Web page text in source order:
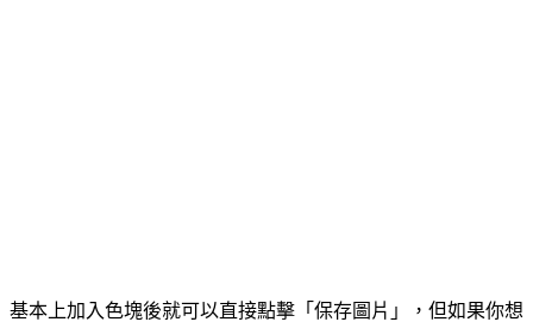
基本上加入色塊後就可以直接點擊「保存圖片」，但如果你想